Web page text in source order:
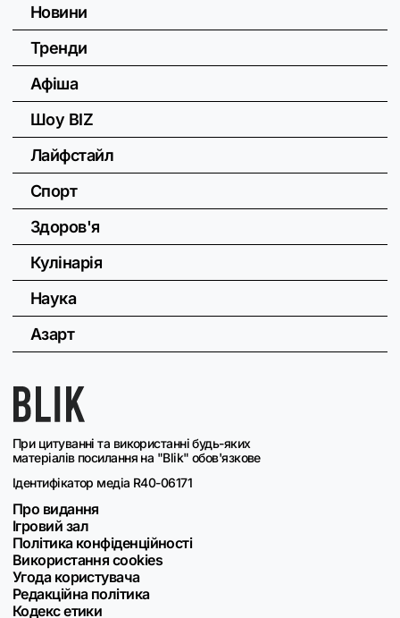
При цитуванні та використанні будь-яких
матеріалів посилання на "Blik" обов'язкове
Ідентифікатор медіа R40-06171
Про видання
Ігровий зал
Політика конфіденційності
Використання cookies
Угода користувача
Редакційна політика
Кодекс етики
Новини
Тренди
Афіша
Шоу BIZ
Лайфстайл
Спорт
Здоров'я
Кулінарія
Наука
Азарт